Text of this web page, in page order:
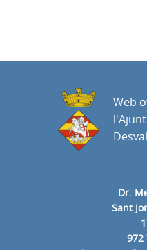
Dr.
Sant
972
Web